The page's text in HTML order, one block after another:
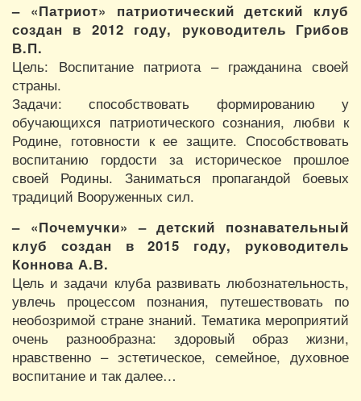
– «Патриот» патриотический детский клуб
создан в 2012 году, руководитель Грибов
В.П.
Цель: Воспитание патриота – гражданина своей
страны.
Задачи: способствовать формированию у
обучающихся патриотического сознания, любви к
Родине, готовности к ее защите. Способствовать
воспитанию гордости за историческое прошлое
своей Родины. Заниматься пропагандой боевых
традиций Вооруженных сил.
– «Почемучки» – детский познавательный
клуб создан в 2015 году, руководитель
Коннова А.В.
Цель и задачи клуба развивать любознательность,
увлечь процессом познания, путешествовать по
необозримой стране знаний. Тематика мероприятий
очень разнообразна: здоровый образ жизни,
нравственно – эстетическое, семейное, духовное
воспитание и так далее…